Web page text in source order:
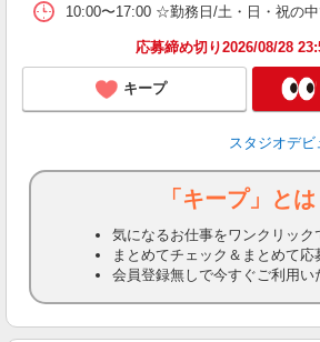
10:00〜17:00 ☆勤務日/土・日・祝の
応募締め切り2026/08/28
キープ
スタジオデビ
「キープ」とは
気になるお仕事をワンクリック
まとめてチェック＆まとめて応
会員登録無しで今すぐご利用い